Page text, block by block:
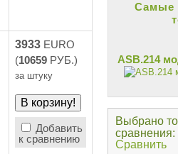
3933 EURO
(10659 РУБ.)
за штуку
Добавить
к сравнению
Самые
ASB.214
Выбрано
сравнения:
Сравнить